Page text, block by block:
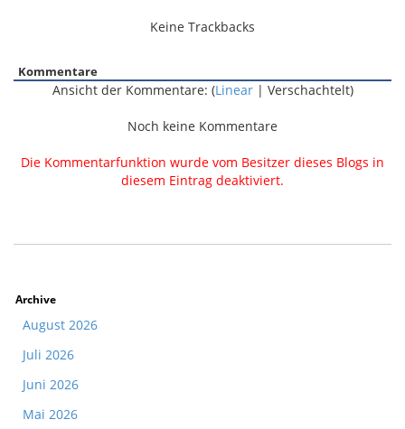
Keine Trackbacks
Kommentare
Ansicht der Kommentare: (Linear| Verschachtelt)
Noch keine Kommentare
Die Kommentarfunktion wurde vom Besitzer dieses Blogs in
diesem Eintrag deaktiviert.
Archive
August 2026
Juli 2026
Juni 2026
Mai 2026